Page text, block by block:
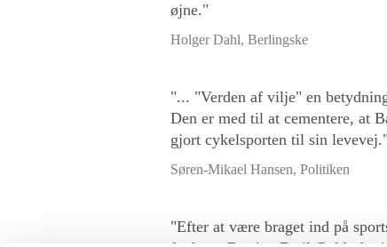
øjne."
Holger Dahl, Berlingske
"... "Verden af vilje" en
Den er med til at cementere, at
gjort cykelsporten til sin
Søren-Mikael Hansen, Politiken
"Efter at være braget ind på